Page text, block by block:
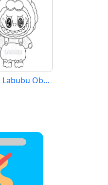
Zdarma Labubu Obrázek